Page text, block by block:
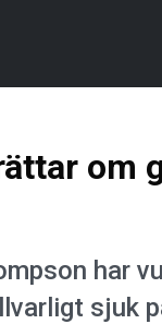
om
har
sjuk